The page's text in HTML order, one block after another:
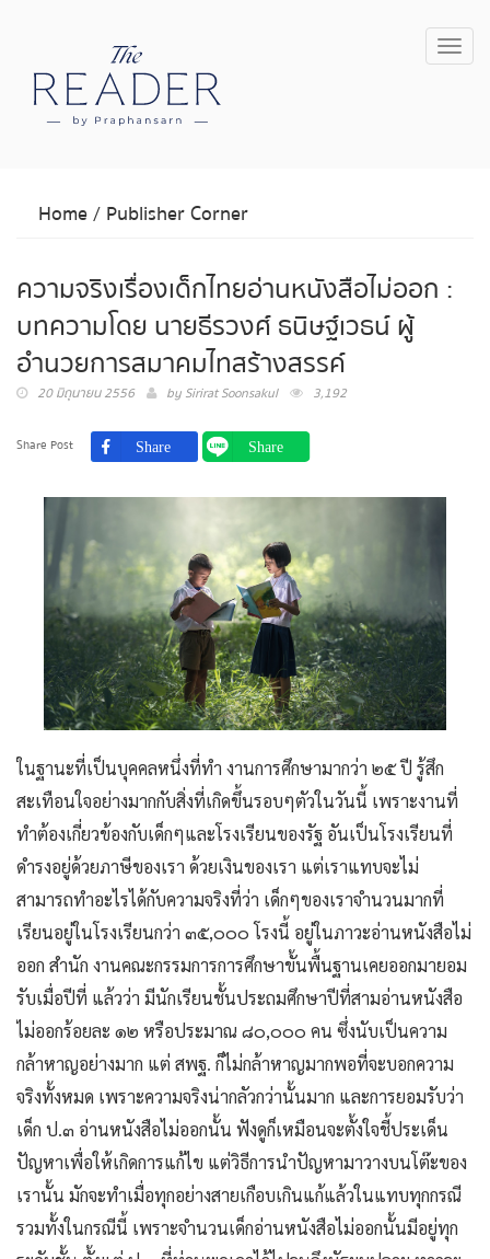
Home/ Publisher Corner
ความจริงเรื่องเด็กไทยอ่านหนังสือไม่ออก :
บทความโดย นายธีรวงศ์ ธนิษฐ์เวธน์ ผู้
อำนวยการสมาคมไทสร้างสรรค์
20 มิถุนายน 2556 by Sirirat Soonsakul 3,192
Share Post
ในฐานะที่เป็นบุคคลหนึ่งที่ทำ งานการศึกษามากว่า ๒๕ ปี รู้สึก
สะเทือนใจอย่างมากกับสิ่งที่เกิดขึ้นรอบๆตัวในวันนี้ เพราะงานที่
ทำต้องเกี่ยวข้องกับเด็กๆและโรงเรียนของรัฐ อันเป็นโรงเรียนที่
ดำรงอยู่ด้วยภาษีของเรา ด้วยเงินของเรา แต่เราแทบจะไม่
สามารถทำอะไรได้กับความจริงที่ว่า เด็กๆของเราจำนวนมากที่
เรียนอยู่ในโรงเรียนกว่า ๓๕,๐๐๐ โรงนี้ อยู่ในภาวะอ่านหนังสือไม่
ออก สำนัก งานคณะกรรมการการศึกษาขั้นพื้นฐานเคยออกมายอม
รับเมื่อปีที่ แล้วว่า มีนักเรียนชั้นประถมศึกษาปีที่สามอ่านหนังสือ
ไม่ออกร้อยละ ๑๒ หรือประมาณ ๘๐,๐๐๐ คน ซึ่งนับเป็นความ
กล้าหาญอย่างมาก แต่ สพฐ. ก็ไม่กล้าหาญมากพอที่จะบอกความ
จริงทั้งหมด เพราะความจริงน่ากลัวกว่านั้นมาก และการยอมรับว่า
เด็ก ป.๓ อ่านหนังสือไม่ออกนั้น ฟังดูก็เหมือนจะตั้งใจชี้ประเด็น
ปัญหาเพื่อให้เกิดการแก้ไข แต่วิธีการนำปัญหามาวางบนโต๊ะของ
เรานั้น มักจะทำเมื่อทุกอย่างสายเกือบเกินแก้แล้วในแทบทุกกรณี
รวมทั้งในกรณีนี้ เพราะจำนวนเด็กอ่านหนังสือไม่ออกนั้นมีอยู่ทุก